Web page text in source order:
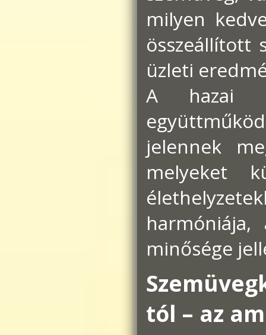
milyen
összeállított
üzleti
A hazai
jelennek
melyeket
harmóniája,
minősége
tól – az